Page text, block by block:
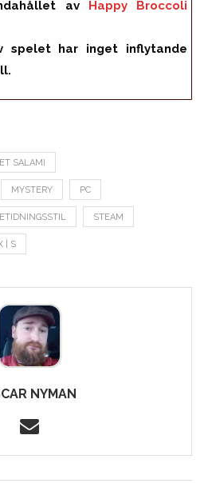
av Happy Broccoli
spelet har inget inflytande
SALAMI
MYSTERY PC
STEAM
| S
NYMAN